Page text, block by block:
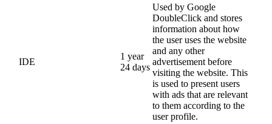
IDE
1 year
24 days
Used by Google
DoubleClick and stores
information about how
the user uses the website
and any other
advertisement before
visiting the website. This
is used to present users
with ads that are relevant
to them according to the
user profile.